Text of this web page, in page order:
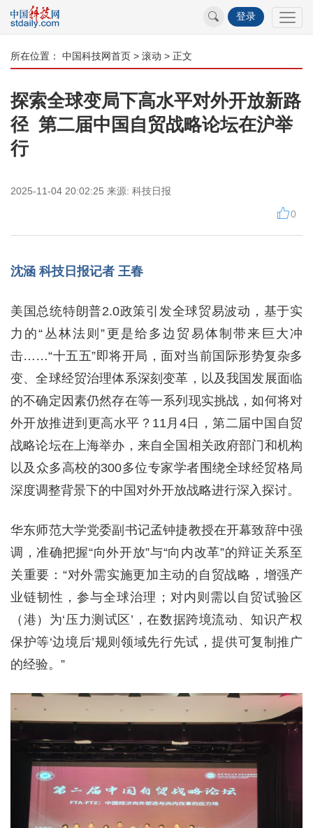
登录
所在位置： 中国科技网首页 > 滚动 > 正文
探索全球变局下高水平对外开放新路
径 第二届中国自贸战略论坛在沪举
行
2025-11-04 20:02:25 来源: 科技日报
0
沈涵 科技日报记者 王春
美国总统特朗普2.0政策引发全球贸易波动，基于实
力的“丛林法则”更是给多边贸易体制带来巨大冲
击……“十五五”即将开局，面对当前国际形势复杂多
变、全球经贸治理体系深刻变革，以及我国发展面临
的不确定因素仍然存在等一系列现实挑战，如何将对
外开放推进到更高水平？11月4日，第二届中国自贸
战略论坛在上海举办，来自全国相关政府部门和机构
以及众多高校的300多位专家学者围绕全球经贸格局
深度调整背景下的中国对外开放战略进行深入探讨。
华东师范大学党委副书记孟钟捷教授在开幕致辞中强
调，准确把握“向外开放”与“向内改革”的辩证关系至
关重要：“对外需实施更加主动的自贸战略，增强产
业链韧性，参与全球治理；对内则需以自贸试验区
（港）为‘压力测试区’，在数据跨境流动、知识产权
保护等‘边境后’规则领域先行先试，提供可复制推广
的经验。”